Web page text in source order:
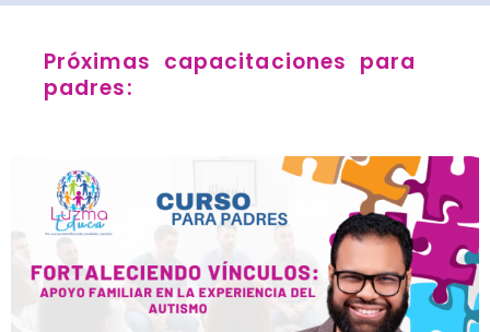
Próximas capacitaciones para
padres: